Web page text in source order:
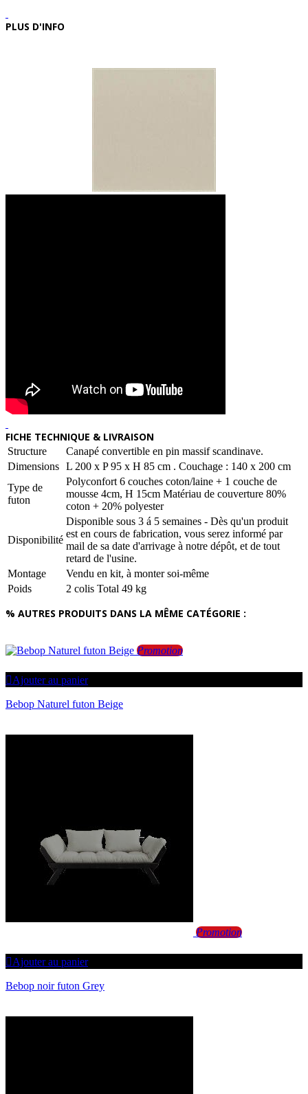
PLUS D'INFO
FICHE TECHNIQUE & LIVRAISON
Structure
Canapé convertible en pin massif scandinave.
Dimensions L 200 x P 95 x H 85 cm . Couchage : 140 x 200 cm
Type de
futon
Polyconfort 6 couches coton/laine + 1 couche de
mousse 4cm, H 15cm Matériau de couverture 80%
coton + 20% polyester
Disponibilité
Disponible sous 3 á 5 semaines - Dès qu'un produit
est en cours de fabrication, vous serez informé par
mail de sa date d'arrivage à notre dépôt, et de tout
retard de l'usine.
Montage
Vendu en kit, à monter soi-même
Poids
2 colis Total 49 kg
% AUTRES PRODUITS DANS LA MÊME CATÉGORIE :
Promotion
Ajouter au panier
Bebop Naturel futon Beige
Promotion
Ajouter au panier
Bebop noir futon Grey